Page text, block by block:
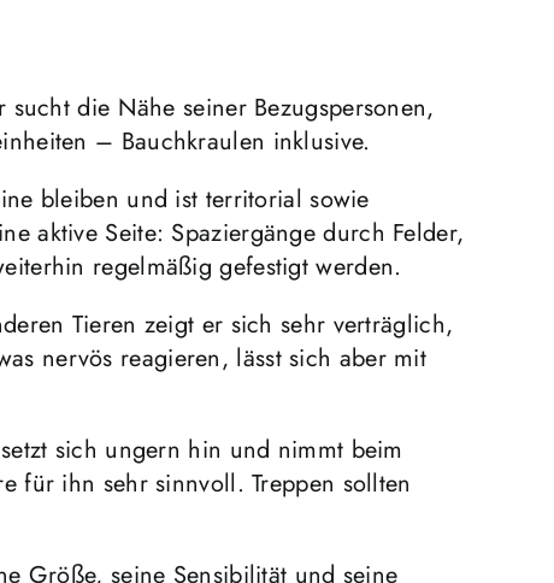
die Nähe seiner Bezugspersonen,
– Bauchkraulen inklusive.
bleiben und ist territorial sowie
aktive Seite: Spaziergänge durch Felder,
regelmäßig gefestigt werden.
Tieren zeigt er sich sehr verträglich,
nervös reagieren, lässt sich aber mit
sich ungern hin und nimmt beim
für ihn sehr sinnvoll. Treppen sollten
Größe, seine Sensibilität und seine